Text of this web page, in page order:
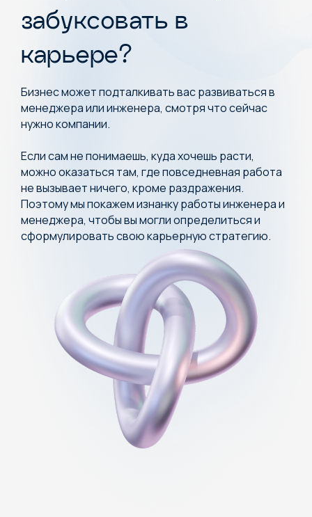
забуксовать в
карьере?
Бизнес может подталкивать вас развиваться в
менеджера или инженера, смотря что сейчас
нужно компании.
Если сам не понимаешь, куда хочешь расти,
можно оказаться там, где повседневная работа
не вызывает ничего, кроме раздражения.
Поэтому мы покажем изнанку работы инженера и
менеджера, чтобы вы могли определиться и
сформулировать свою карьерную стратегию.